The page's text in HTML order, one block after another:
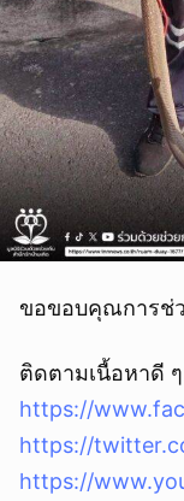
ขอขอบคุณการช่
ติดตามเนื้อหาดี
https://
https://
https://